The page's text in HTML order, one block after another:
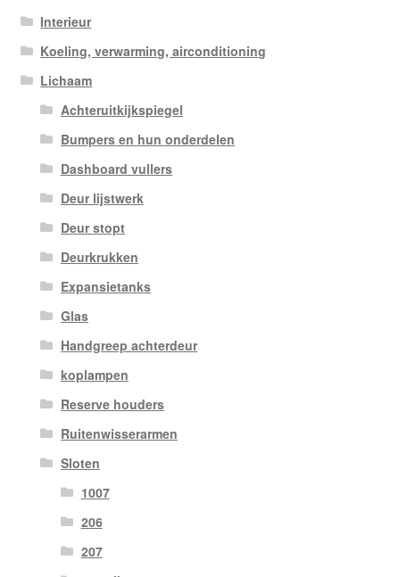
Interieur
Koeling, verwarming, airconditioning
Lichaam
Achteruitkijkspiegel
Bumpers en hun onderdelen
Dashboard vullers
Deur lijstwerk
Deur stopt
Deurkrukken
Expansietanks
Glas
Handgreep achterdeur
koplampen
Reserve houders
Ruitenwisserarmen
Sloten
1007
206
207